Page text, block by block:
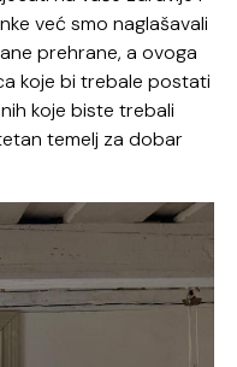
već smo naglašavali
prehrane, a ovoga
koje bi trebale postati
koje biste trebali
temelj za dobar